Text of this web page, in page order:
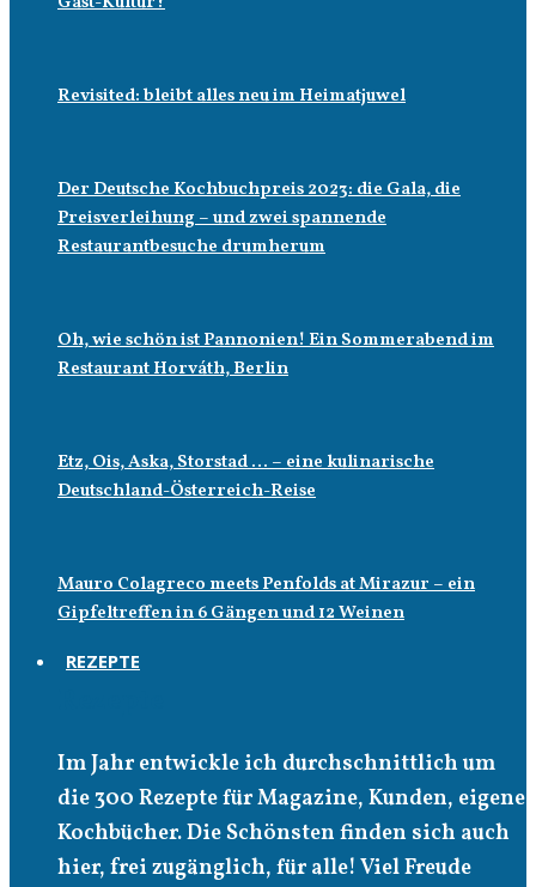
Revisited: bleibt alles neu im Heimatjuwel
Der Deutsche Kochbuchpreis 2023: die Gala, die
Preisverleihung – und zwei spannende
Restaurantbesuche drumherum
Oh, wie schön ist Pannonien! Ein Sommerabend im
Restaurant Horváth, Berlin
Etz, Ois, Aska, Storstad … – eine kulinarische
Deutschland-Österreich-Reise
Mauro Colagreco meets Penfolds at Mirazur – ein
Gipfeltreffen in 6 Gängen und 12 Weinen
REZEPTE
Im Jahr entwickle ich durchschnittlich um
die 300 Rezepte für Magazine, Kunden, eigene
Kochbücher. Die Schönsten finden sich auch
hier, frei zugänglich, für alle! Viel Freude